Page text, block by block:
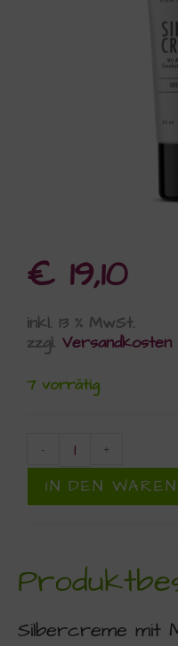
€ 19,10
inkl. 13 % MwSt.
zzgl. Versandkosten
7 vorrätig
- +
IN DEN
Silbercreme mit